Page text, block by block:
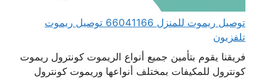
توصيل ريموت للمنزل 66041166 توصيل ريموت
تلفزيون
فريقنا يقوم بتأمين جميع أنواع الريموت كونترول ريموت
كونترول للمكيفات بمختلف أنواعها وريموت كونترول